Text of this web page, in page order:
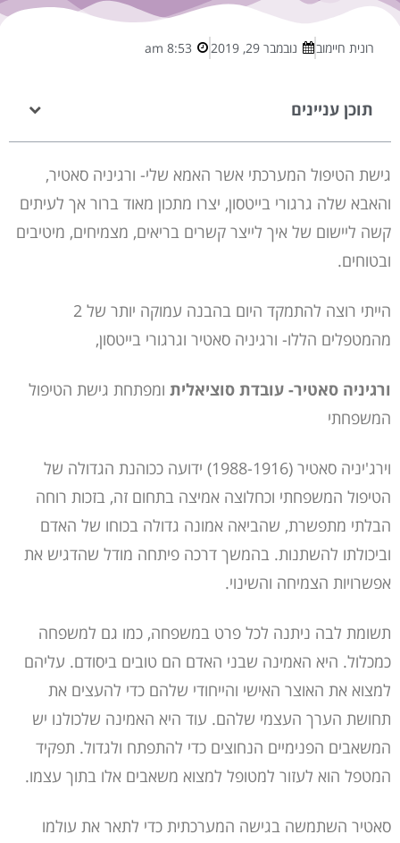
רונית חיימוב נובמבר 29, 2019 8:53 am
תוכן עניינים
גישת הטיפול המערכתי אשר האמא שלי- ורגיניה סאטיר,
והאבא שלה גרגורי בייטסון, יצרו מתכון מאוד ברור אך לעיתים
קשה ליישום של איך לייצר קשרים בריאים, מצמיחים, מיטיבים
ובטוחים.
הייתי רוצה להתמקד היום בהבנה עמוקה יותר של 2
מהמטפלים הללו- ורגיניה סאטיר וגרגורי בייטסון,
ורגיניה סאטיר- עובדת סוציאלית ומפתחת גישת הטיפול
המשפחתי
וירג'יניה סאטיר (1988-1916) ידועה ככוהנת הגדולה של
הטיפול המשפחתי וכחלוצה אמיצה בתחום זה, בזכות רוחה
הבלתי מתפשרת, שהביאה אמונה גדולה בכוחו של האדם
וביכולתו להשתנות. בהמשך דרכה פיתחה מודל שהדגיש את
אפשרויות הצמיחה והשינוי.
תשומת לבה ניתנה לכל פרט במשפחה, כמו גם למשפחה
כמכלול. היא האמינה שבני האדם הם טובים ביסודם. עליהם
למצוא את האוצר האישי והייחודי שלהם כדי להעצים את
תחושת הערך העצמי שלהם. עוד היא האמינה שלכולנו יש
המשאבים הפנימיים הנחוצים כדי להתפתח ולגדול. תפקיד
המטפל הוא לעזור למטופל למצוא משאבים אלו בתוך עצמו.
סאטיר השתמשה בגישה המערכתית כדי לתאר את עולמו